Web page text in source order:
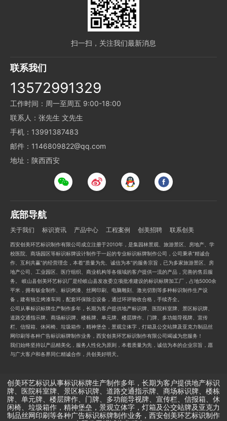
扫一扫，关注我们最新消息
联系我们
13572991329
工作时间：周一至周五 9:00-18:00
联系人：张先生 文先生
手机：13991387483
邮件：1146809822@qq.com
地址：陕西西安
底部导航
关于我们 标识资讯 产品中心 工程案例 创美招聘 联系创美
西安创美环艺标识制作有限公司成立注册于2010年，是集园林景观、旅游景区、房地产、学
校医院、商场园区等标识标牌设计制作于一起的专业标识标牌制作公司，公司秉承“精诚合
作、互利共赢”的经营理念，本着“质量为先、诚信为本”的服务宗旨，已为多家旅游景区、房
地产公司、工业园区、医疗组织、商业机构等各领域的客户提供一流的产品，完善的售后服
务。 岐山县创美环艺标识厂是经岐山县发改委立项批准建设的标识标牌加工厂，占地5000余
平米，拥有钣金制作、标识烤漆、丝网印刷、电脑雕刻、激光切割等多种标识制作生产设
备，建有独立烤漆车间，配套环保除尘设备，通过环评验收合格，手续齐全。
公司从事标识标牌生产制作多年，长期为客户提供地产标识牌、医院科室牌、景区标识牌、
道路交通指示牌、商场标识牌、楼栋牌、单元牌、楼层牌作、门牌、多功能导视牌、宣传
栏、信报箱、休闲椅、垃圾箱作，精神堡垒，景观立体字，灯箱及公交站牌及亚克力制品丝
网印刷等各种广告标识标牌制作业务，西安创美环艺标识制作有限公司竭诚为您服务！
我们始终坚持以产品精美化，服务人性化为原则，本着质量为先，诚信为本的企业宗旨，愿
与广大客户和各界同仁精诚合作，共创美好明天。
创美环艺标识从事标识标牌生产制作多年，长期为客户提供地产标识
牌、医院科室牌、景区标识牌、道路交通指示牌、商场标识牌、楼栋
牌、单元牌、楼层牌作、门牌、多功能导视牌、宣传栏、信报箱、休
闲椅、垃圾箱作，精神堡垒，景观立体字，灯箱及公交站牌及亚克力
制品丝网印刷等各种广告标识标牌制作业务，西安创美环艺标识制作